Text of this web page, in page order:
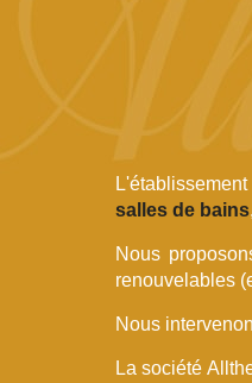
L'établissement
salles de bains
Nous
renouvelables
Nous
La société